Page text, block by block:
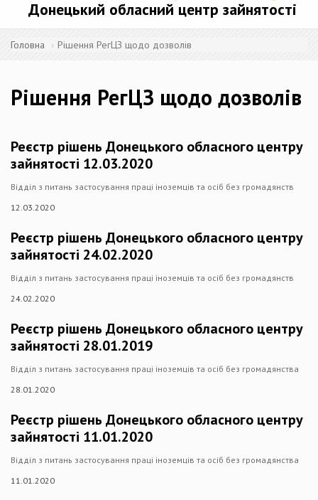
Донецький обласний центр зайнятості
Головна Рішення РегЦЗ щодо дозволів
Рішення РегЦЗ щодо дозволів
Реєстр рішень Донецького обласного центру
зайнятості 12.03.2020
Відділ з питань застосування праці іноземців та осіб без громадянств
12.03.2020
Реєстр рішень Донецького обласного центру
зайнятості 24.02.2020
Відділ з питань застосування праці іноземців та осіб без громадянств
24.02.2020
Реєстр рішень Донецького обласного центру
зайнятості 28.01.2019
Відділ з питань застосування праці іноземців та осіб без громадянства
28.01.2020
Реєстр рішень Донецького обласного центру
зайнятості 11.01.2020
Відділ з питань застосування праці іноземців та осіб без громадянства
11.01.2020